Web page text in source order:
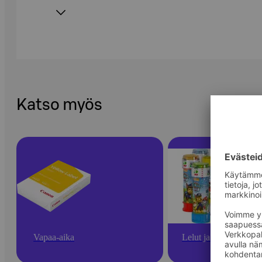
Katso myös
Vapaa-aika Lelut ja pelit